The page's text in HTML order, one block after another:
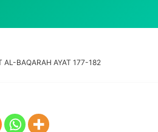
BAQARAH AYAT 177-182